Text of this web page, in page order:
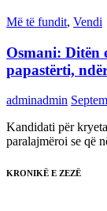
Më të fundit, Vendi
Osmani: Ditën
papastërti,
adminadmin
Kandidati për
paralajmëroi se që
KRONIKË E ZEZË